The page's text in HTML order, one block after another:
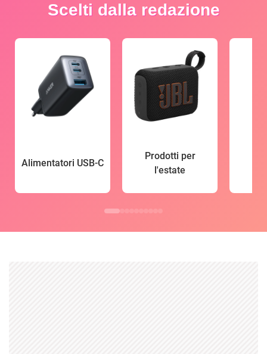
Scelti dalla redazione
Alimentatori USB-C
Prodotti per
l'estate